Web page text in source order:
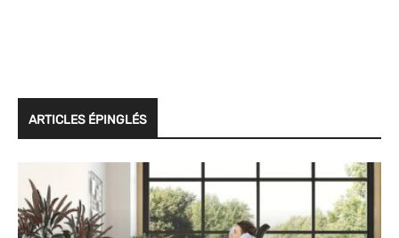
ARTICLES ÉPINGLÉS